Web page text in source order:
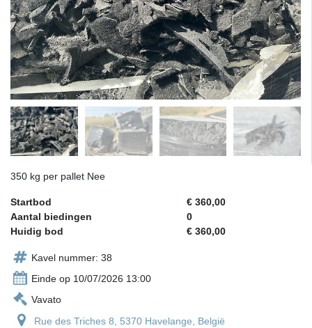
350 kg per pallet Nee
Startbod
€ 360,00
Aantal biedingen
0
Huidig bod
€ 360,00
Kavel nummer: 38
Einde op 10/07/2026 13:00
Vavato
Rue des Triches 8, 5370 Havelange, België